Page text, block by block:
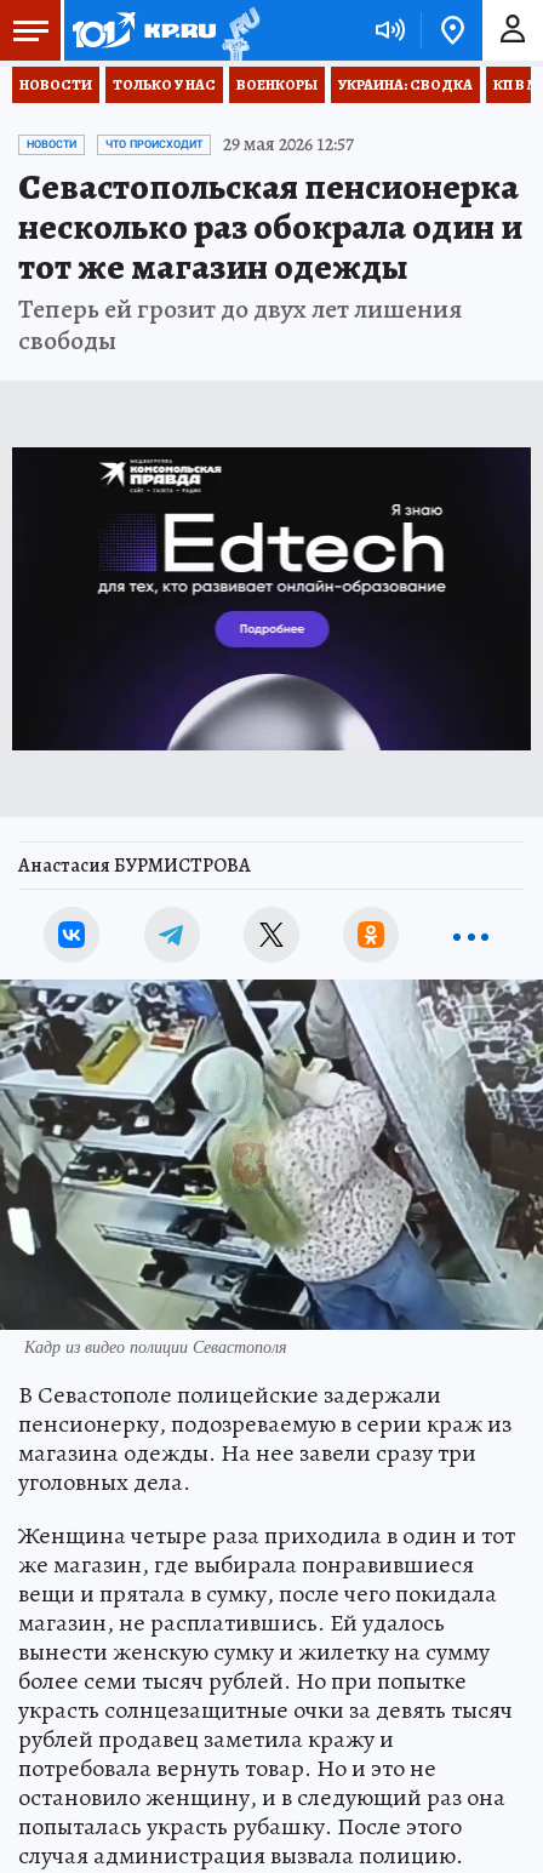
НОВОСТИ ТОЛЬКО У НАС ВОЕНКОРЫ УКРАИНА: СВОДКА КП В
НОВОСТИ ЧТО ПРОИСХОДИТ 29 мая 2026 12:57
Севастопольская пенсионерка
несколько раз обокрала один и
тот же магазин одежды
Теперь ей грозит до двух лет лишения
свободы
Анастасия БУРМИСТРОВА
Кадр из видео полиции Севастополя
В Севастополе полицейские задержали
пенсионерку, подозреваемую в серии краж из
магазина одежды. На нее завели сразу три
уголовных дела.
Женщина четыре раза приходила в один и тот
же магазин, где выбирала понравившиеся
вещи и прятала в сумку, после чего покидала
магазин, не расплатившись. Ей удалось
вынести женскую сумку и жилетку на сумму
более семи тысяч рублей. Но при попытке
украсть солнцезащитные очки за девять тысяч
рублей продавец заметила кражу и
потребовала вернуть товар. Но и это не
остановило женщину, и в следующий раз она
попыталась украсть рубашку. После этого
случая администрация вызвала полицию.